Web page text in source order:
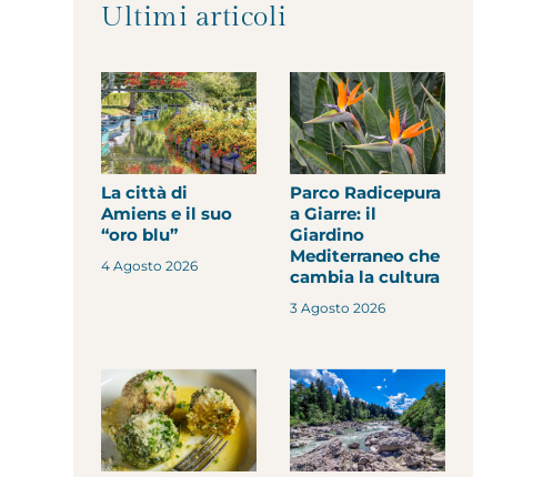
Ultimi articoli
La città di
Amiens e il suo
“oro blu”
4 Agosto 2026
Parco Radicepura
a Giarre: il
Giardino
Mediterraneo che
cambia la cultura
3 Agosto 2026